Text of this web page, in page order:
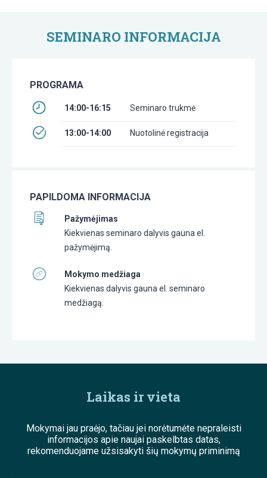
SEMINARO INFORMACIJA
PROGRAMA
14:00-16:15 Seminaro trukmė
13:00-14:00 Nuotolinė registracija
PAPILDOMA INFORMACIJA
Pažymėjimas
Kiekvienas seminaro dalyvis gauna el.
pažymėjimą.
Mokymo medžiaga
Kiekvienas dalyvis gauna el. seminaro
medžiagą.
Laikas ir vieta
Mokymai jau praėjo, tačiau jei norėtumėte nepraleisti
informacijos apie naujai paskelbtas datas,
rekomenduojame užsisakyti šių mokymų priminimą
;